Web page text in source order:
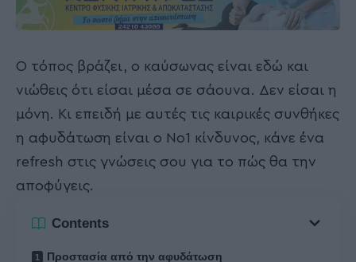
Ο τόπος βράζει, ο καύσωνας είναι εδώ και
νιώθεις ότι είσαι μέσα σε σάουνα. Δεν είσαι η
μόνη. Κι επειδή με αυτές τις καιρικές συνθήκες
η αφυδάτωση είναι ο Νο1 κίνδυνος, κάνε ένα
refresh στις γνώσεις σου για το πώς θα την
αποφύγεις.
Contents
Προστασία από την αφυδάτωση